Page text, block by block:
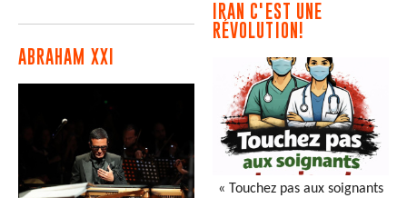
ABRAHAM XXI
IRAN C'EST UNE
RÉVOLUTION!
« Touchez pas aux soignants